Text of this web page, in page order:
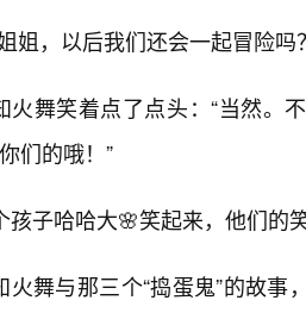
姐，以后我们还会一起冒险
火舞笑着点了点头：“当然
们的哦！”
孩子哈哈大🌸笑起来，他们的
火舞与那三个“捣蛋鬼”的故